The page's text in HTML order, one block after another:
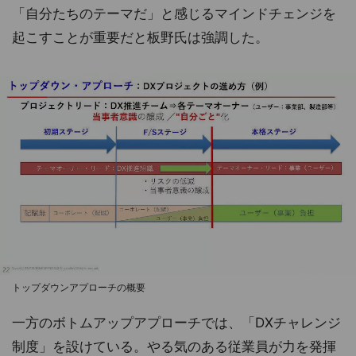
「自分たちのテーマだ」と感じるマインドチェンジを
起こすことが重要だと板野氏は強調した。
トップダウンアプローチの概要
一方のボトムアップアプローチでは、「DXチャレンジ
制度」を設けている。やる気のある従業員が力を発揮